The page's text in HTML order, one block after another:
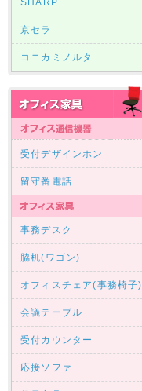
SHARP
京セラ
コニカミノルタ
受付デザインホン
留守番電話
事務デスク
脇机(ワゴン)
オフィスチェア(事務椅子)
会議テーブル
受付カウンター
応接ソファ